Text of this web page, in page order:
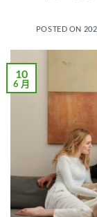
POSTED ON
10
6 月